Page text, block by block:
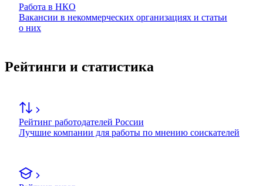
Работа в НКО
Вакансии в некоммерческих организациях и статьи
о них
Рейтинги и статистика
Рейтинг работодателей России
Лучшие компании для работы по мнению соискателей